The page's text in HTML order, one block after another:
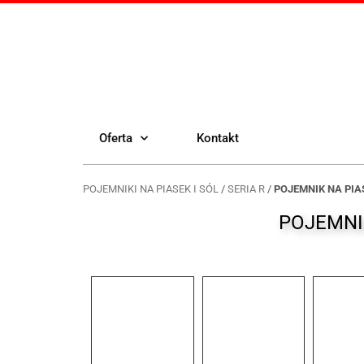
Oferta Kontakt
POJEMNIKI NA PIASEK I SÓL / SERIA R / POJEMNIK NA